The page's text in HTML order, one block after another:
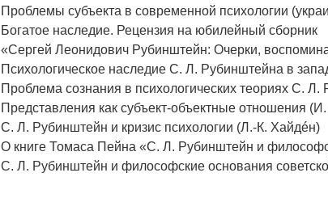
Проблемы субъекта в современной психологии
Богатое наследие. Рецензия на юбилейный сборник
«Сергей Леонидович Рубинштейн: Очерки,
Психологическое наследие С. Л. Рубинштейна в
Проблема сознания в психологических теориях С.
Представления как субъект-объектные отношения
С. Л. Рубинштейн и кризис психологии (Л.-К. Хайдéн)
О книге Томаса Пейна «С. Л. Рубинштейн и
С. Л. Рубинштейн и философские основания